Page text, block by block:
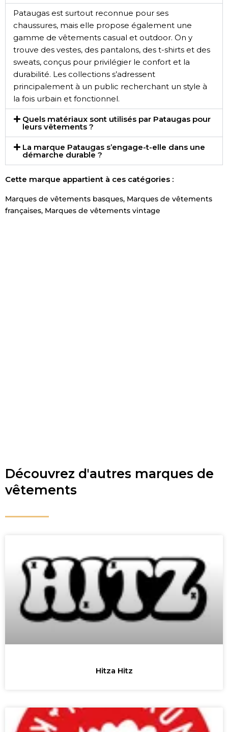
Pataugas est surtout reconnue pour ses
chaussures, mais elle propose également une
gamme de vêtements casual et outdoor. On y
trouve des vestes, des pantalons, des t-shirts et des
sweats, conçus pour privilégier le confort et la
durabilité. Les collections s’adressent
principalement à un public recherchant un style à
la fois urbain et fonctionnel.
Quels matériaux sont utilisés par Pataugas pour
leurs vêtements ?
La marque Pataugas s’engage-t-elle dans une
démarche durable ?
Cette marque appartient à ces catégories :
Marques de vêtements basques, Marques de vêtements
françaises, Marques de vêtements vintage
Découvrez d'autres marques de
vêtements
Hitza Hitz